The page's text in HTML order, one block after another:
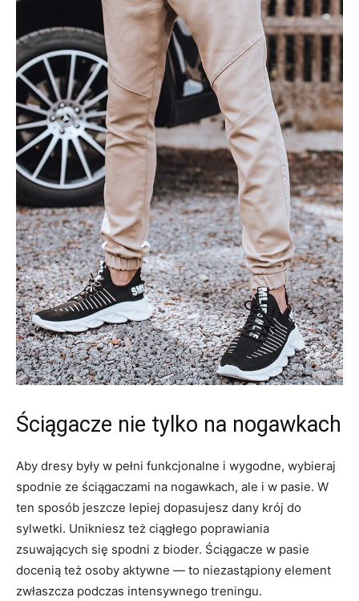
Ściągacze nie tylko na nogawkach
Aby dresy były w pełni funkcjonalne i wygodne, wybieraj
spodnie ze ściągaczami na nogawkach, ale i w pasie. W
ten sposób jeszcze lepiej dopasujesz dany krój do
sylwetki. Unikniesz też ciągłego poprawiania
zsuwających się spodni z bioder. Ściągacze w pasie
docenią też osoby aktywne — to niezastąpiony element
zwłaszcza podczas intensywnego treningu.